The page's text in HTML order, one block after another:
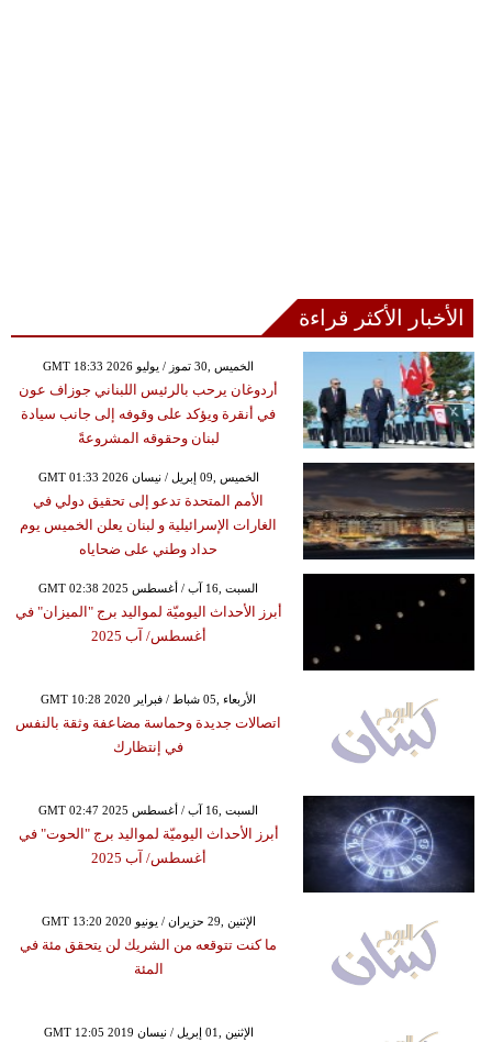
الأخبار الأكثر قراءة
GMT 18:33 2026 الخميس ,30 تموز / يوليو
أردوغان يرحب بالرئيس اللبناني جوزاف عون
في أنقرة ويؤكد على وقوفه إلى جانب سيادة
لبنان وحقوقه المشروعةً
GMT 01:33 2026 الخميس ,09 إبريل / نيسان
الأمم المتحدة تدعو إلى تحقيق دولي في
الغارات الإسرائيلية و لبنان يعلن الخميس يوم
حداد وطني على ضحاياه
GMT 02:38 2025 السبت ,16 آب / أغسطس
أبرز الأحداث اليوميّة لمواليد برج "الميزان" في
أغسطس/ آب 2025
GMT 10:28 2020 الأربعاء ,05 شباط / فبراير
اتصالات جديدة وحماسة مضاعفة وثقة بالنفس
في إنتظارك
GMT 02:47 2025 السبت ,16 آب / أغسطس
أبرز الأحداث اليوميّة لمواليد برج "الحوت" في
أغسطس/ آب 2025
GMT 13:20 2020 الإثنين ,29 حزيران / يونيو
ما كنت تتوقعه من الشريك لن يتحقق مئة في
المئة
GMT 12:05 2019 الإثنين ,01 إبريل / نيسان